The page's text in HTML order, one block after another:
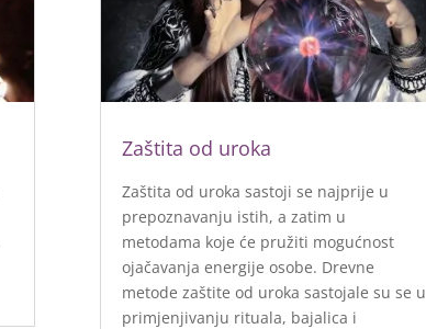
Zaštita od uroka
Zaštita od uroka sastoji se najprije u
prepoznavanju istih, a zatim u
metodama koje će pružiti mogućnost
ojačavanja energije osobe. Drevne
metode zaštite od uroka sastojale su se u
primjenjivanju rituala, bajalica i